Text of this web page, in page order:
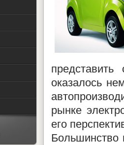
п
оказалось
рынке
его
Большинство